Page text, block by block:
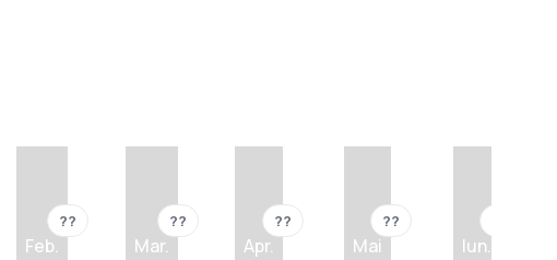
Feb.
??
Mar.
??
Apr.
??
Mai
??
Iun.